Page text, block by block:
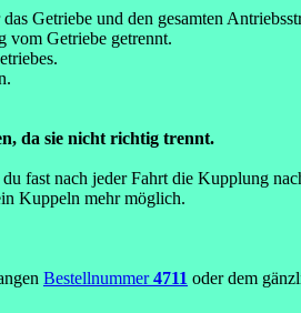
Getriebe und den gesamten
vom Getriebe getrennt.
da sie nicht richtig trennt.
fast nach jeder Fahrt die Kupplung
Kuppeln mehr möglich.
Bestellnummer4711 oder dem